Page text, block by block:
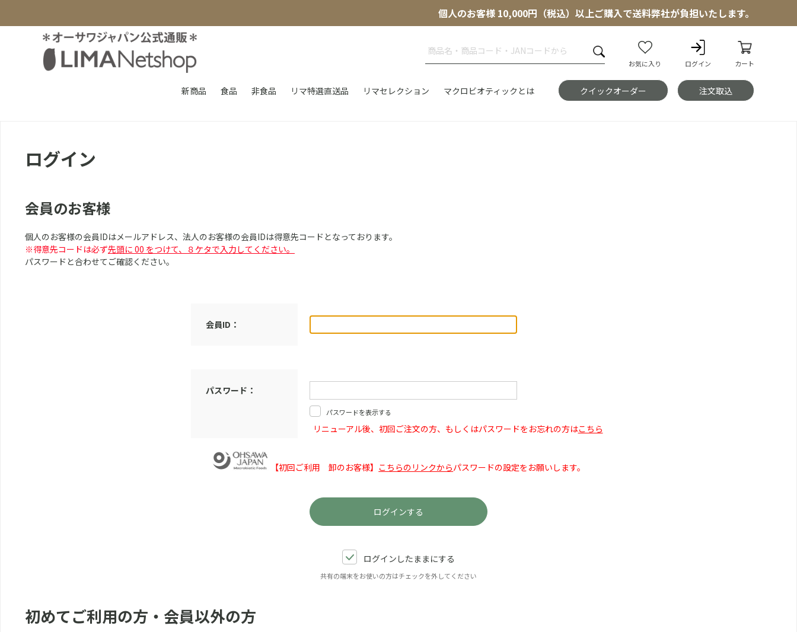
個人のお客様 10,000円（税込）以上ご購入で送料弊社が負担いたします。
お気に入り ログイン カート
新商品 食品 非食品 リマ特選直送品 リマセレクション マクロビオティックとは クイックオーダー 注文取込
ログイン
会員のお客様
個人のお客様の会員IDはメールアドレス、法人のお客様の会員IDは得意先コードとなっております。
※得意先コードは必ず先頭に 00 をつけて、８ケタで入力してください。
パスワードと合わせてご確認ください。
会員ID：
パスワード：
パスワードを表示する
リニューアル後、初回ご注文の方、もしくはパスワードをお忘れの方はこちら
【初回ご利用 卸のお客様】 こちらのリンクからパスワードの設定をお願いします。
ログインしたままにする
共有の端末をお使いの方はチェックを外してください
初めてご利用の方・会員以外の方